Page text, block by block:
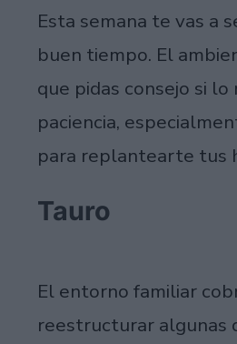
Esta semana te vas a
buen tiempo. El
que pidas consejo si
paciencia,
para replantearte tus
Tauro
El entorno familiar
reestructurar algunas